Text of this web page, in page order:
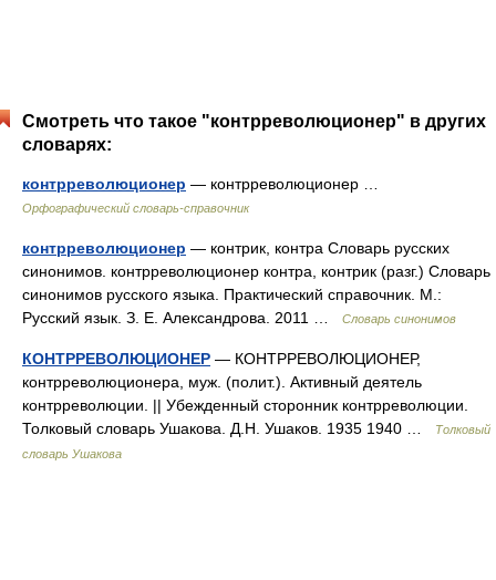
Смотреть что такое "контрреволюционер" в других
словарях:
контрреволюционер — контрреволюционер …
Орфографический словарь-справочник
контрреволюционер — контрик, контра Словарь русских
синонимов. контрреволюционер контра, контрик (разг.) Словарь
синонимов русского языка. Практический справочник. М.:
Русский язык. З. Е. Александрова. 2011 …
Словарь синонимов
КОНТРРЕВОЛЮЦИОНЕР — КОНТРРЕВОЛЮЦИОНЕР,
контрреволюционера, муж. (полит.). Активный деятель
контрреволюции. || Убежденный сторонник контрреволюции.
Толковый словарь Ушакова. Д.Н. Ушаков. 1935 1940 …
Толковый
словарь Ушакова